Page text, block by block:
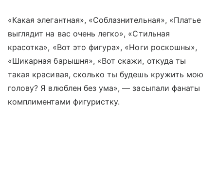
«Какая элегантная», «Соблазнительная», «Платье
выглядит на вас очень легко», «Стильная
красотка», «Вот это фигура», «Ноги роскошны»,
«Шикарная барышня», «Вот скажи, откуда ты
такая красивая, сколько ты будешь кружить мою
голову? Я влюблен без ума», — засыпали фанаты
комплиментами фигуристку.